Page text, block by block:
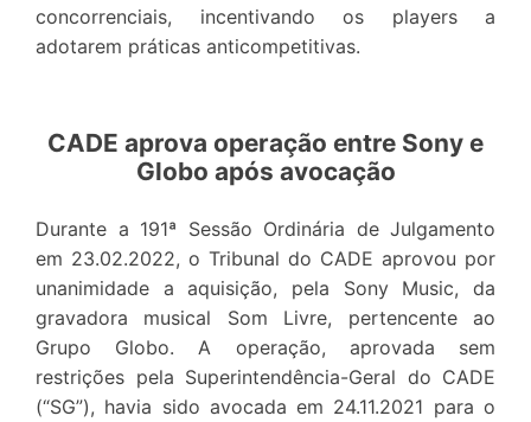
concorrenciais, incentivando os players a
adotarem práticas anticompetitivas.
CADE aprova operação entre Sony e
Globo após avocação
Durante a 191ª Sessão Ordinária de Julgamento
em 23.02.2022, o Tribunal do CADE aprovou por
unanimidade a aquisição, pela Sony Music, da
gravadora musical Som Livre, pertencente ao
Grupo Globo. A operação, aprovada sem
restrições pela Superintendência-Geral do CADE
(“SG”), havia sido avocada em 24.11.2021 para o